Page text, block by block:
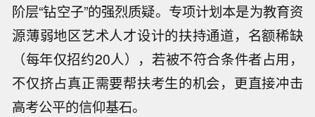
阶层“钻空子”的强烈质疑。专项计划本是为教育资
源薄弱地区艺术人才设计的扶持通道，名额稀缺
（每年仅招约20人），若被不符合条件者占用，
不仅挤占真正需要帮扶考生的机会，更直接冲击
高考公平的信仰基石。